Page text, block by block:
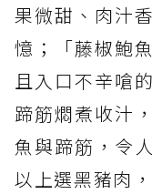
果微甜、肉汁
憶；「藤椒鮑
且入口不辛嗆
蹄筋燜煮收汁
魚與蹄筋，令
以上選黑豬肉